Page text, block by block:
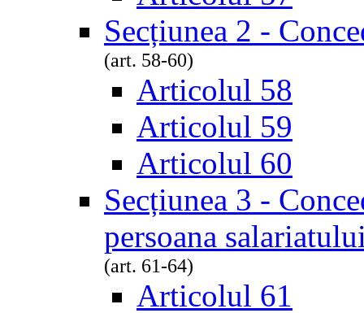
Secțiunea 2 -
(art. 58-60)
Articolul 58
Articolul 59
Articolul 60
Secțiunea 3 -
persoana
(art. 61-64)
Articolul 61